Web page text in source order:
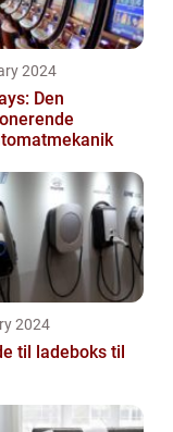
2024
Den
2024
til ladeboks til